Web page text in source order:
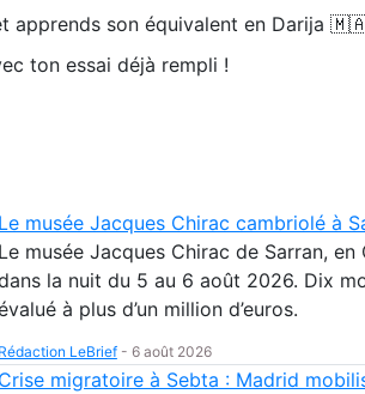
apprends son équivalent en Darija
ton essai déjà rempli !
Le musée Jacques Chirac cambriolé à
Le musée Jacques Chirac de Sarran,
la nuit du 5 au 6 août 2026. Dix
à plus d’un million d’euros.
Rédaction LeBrief- 6 août 2026
Crise migratoire à Sebta : Madrid